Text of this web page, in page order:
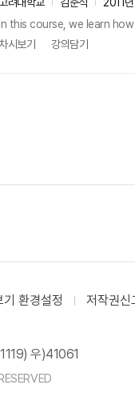
In this course, we learn
차시보기
강의담기
기 환경설정 저작권신
우)41061